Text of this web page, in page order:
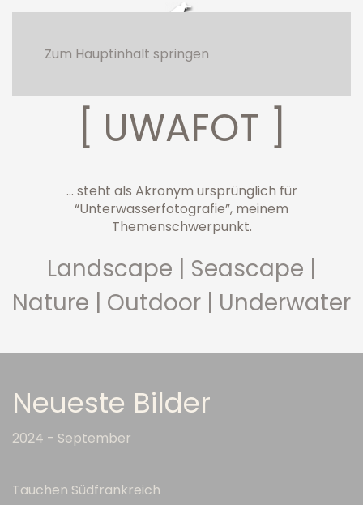
Zum Hauptinhalt springen
[ UWAFOT ]
... steht als Akronym ursprünglich für
“Unterwasserfotografie”, meinem
Themenschwerpunkt.
Landscape | Seascape |
Nature | Outdoor | Underwater
Neueste Bilder
2024 - September
Tauchen Südfrankreich